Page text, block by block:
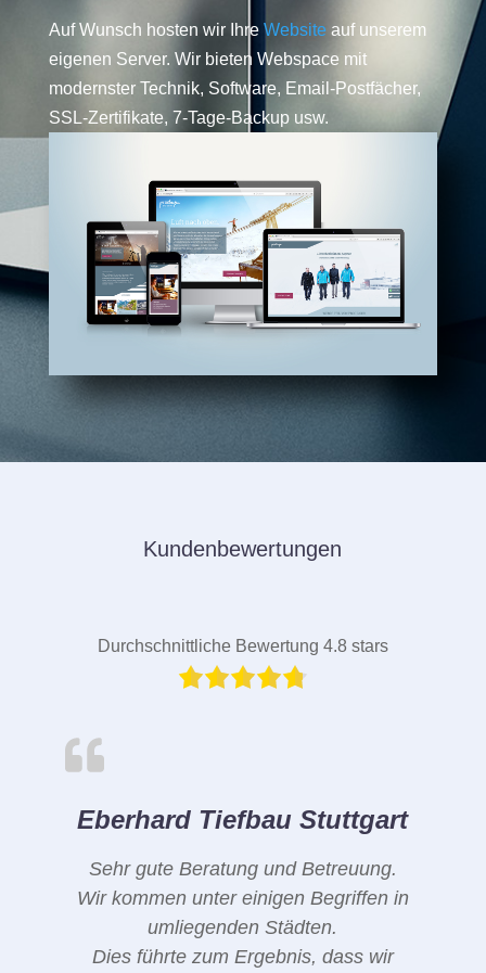
Auf Wunsch hosten wir Ihre Website auf unserem
eigenen Server. Wir bieten Webspace mit
modernster Technik, Software, Email-Postfächer,
SSL-Zertifikate, 7-Tage-Backup usw.
Kundenbewertungen
Durchschnittliche Bewertung 4.8 stars
Eberhard Tiefbau Stuttgart
Sehr gute Beratung und Betreuung.
Wir kommen unter einigen Begriffen in
umliegenden Städten.
Dies führte zum Ergebnis, dass wir